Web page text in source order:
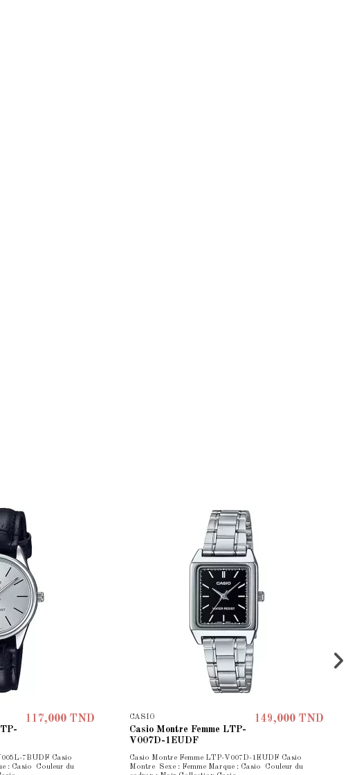
117,000 TND
7BUDF Casio
: Casio Couleur du
CASIO
Casio Montre Femme LTP-
V007D-1EUDF
149,000 TND
Casio Montre Femme LTP-V007D-1EUDF Casio
Montre Sexe : Femme Marque : Casio Couleur du